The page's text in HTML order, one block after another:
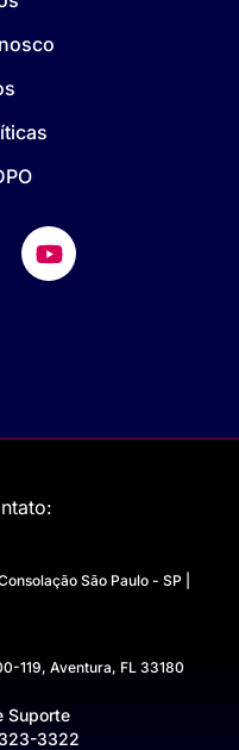
São Paulo - SP |
119, Aventura, FL 33180
Suporte
3322